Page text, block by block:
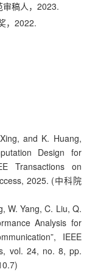
稿人，2023.
，2022.
and K. Huang,
Design for
Transactions on
2025. (中科院
W. Yang, C. Liu, Q.
Analysis for
IEEE
vol. 24, no. 8, pp.